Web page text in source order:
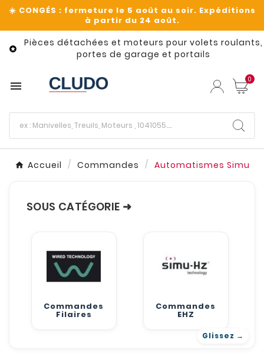

Pièces détachées et moteurs pour volets roulants,
portes de garage et portails
 0
Accueil Commandes Automatismes Simu
SOUS CATÉGORIE ➜
Commandes
Filaires
Commandes
EHZ